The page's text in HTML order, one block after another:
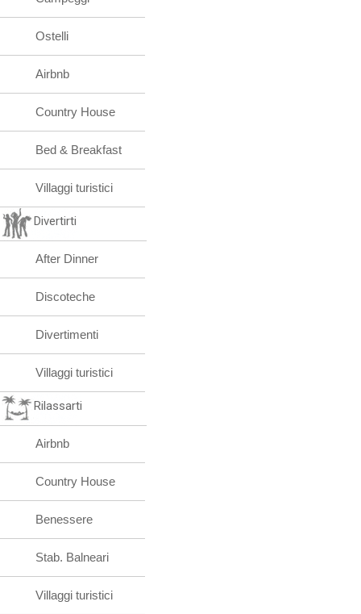
Ostelli
Airbnb
Country House
Bed & Breakfast
Villaggi turistici
Divertirti
After Dinner
Discoteche
Divertimenti
Villaggi turistici
Rilassarti
Airbnb
Country House
Benessere
Stab. Balneari
Villaggi turistici